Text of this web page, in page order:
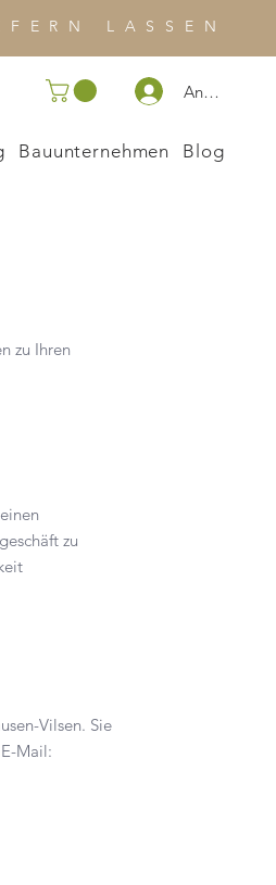
LASSEN
Anmelden
Bauunternehmen Blog
zu Ihren
zu
Vilsen. Sie
Mail: